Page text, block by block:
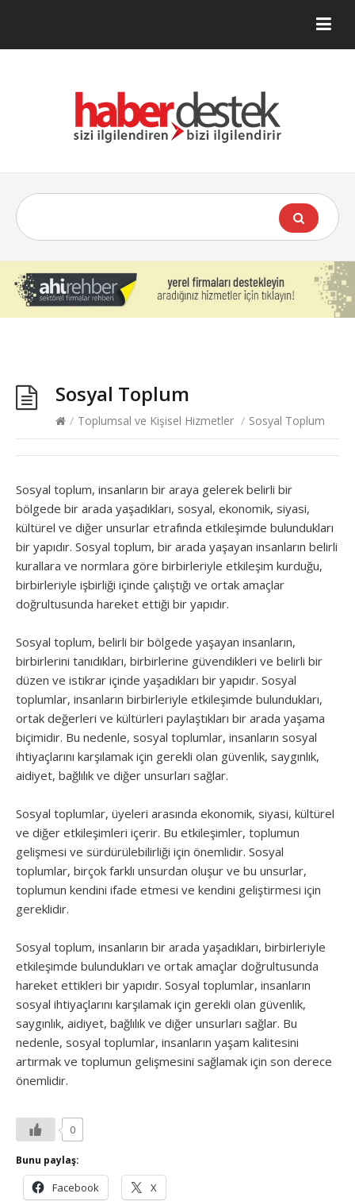
Sosyal Toplum
/ Toplumsal ve Kişisel Hizmetler / Sosyal Toplum
Sosyal toplum, insanların bir araya gelerek belirli bir
bölgede bir arada yaşadıkları, sosyal, ekonomik, siyasi,
kültürel ve diğer unsurlar etrafında etkileşimde bulundukları
bir yapıdır. Sosyal toplum, bir arada yaşayan insanların belirli
kurallara ve normlara göre birbirleriyle etkileşim kurduğu,
birbirleriyle işbirliği içinde çalıştığı ve ortak amaçlar
doğrultusunda hareket ettiği bir yapıdır.
Sosyal toplum, belirli bir bölgede yaşayan insanların,
birbirlerini tanıdıkları, birbirlerine güvendikleri ve belirli bir
düzen ve istikrar içinde yaşadıkları bir yapıdır. Sosyal
toplumlar, insanların birbirleriyle etkileşimde bulundukları,
ortak değerleri ve kültürleri paylaştıkları bir arada yaşama
biçimidir. Bu nedenle, sosyal toplumlar, insanların sosyal
ihtiyaçlarını karşılamak için gerekli olan güvenlik, saygınlık,
aidiyet, bağlılık ve diğer unsurları sağlar.
Sosyal toplumlar, üyeleri arasında ekonomik, siyasi, kültürel
ve diğer etkileşimleri içerir. Bu etkileşimler, toplumun
gelişmesi ve sürdürülebilirliği için önemlidir. Sosyal
toplumlar, birçok farklı unsurdan oluşur ve bu unsurlar,
toplumun kendini ifade etmesi ve kendini geliştirmesi için
gereklidir.
Sosyal toplum, insanların bir arada yaşadıkları, birbirleriyle
etkileşimde bulundukları ve ortak amaçlar doğrultusunda
hareket ettikleri bir yapıdır. Sosyal toplumlar, insanların
sosyal ihtiyaçlarını karşılamak için gerekli olan güvenlik,
saygınlık, aidiyet, bağlılık ve diğer unsurları sağlar. Bu
nedenle, sosyal toplumlar, insanların yaşam kalitesini
artırmak ve toplumun gelişmesini sağlamak için son derece
önemlidir.
0
Bunu paylaş:
Facebook X